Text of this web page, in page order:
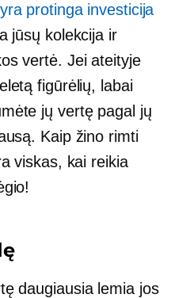
protinga investicija
jūsų kolekcija ir
vertė. Jei ateityje
figūrėlių, labai
jų vertę pagal jų
Kaip žino rimti
viskas, kai reikia
daugiausia lemia jos